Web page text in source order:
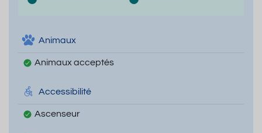
Animaux
Animaux acceptés
Accessibilité
Ascenseur